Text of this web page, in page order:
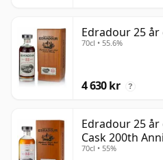
Edradour 25
70cl • 55.6%
4 630 kr ?
Edradour 25
Cask 200th
70cl • 55%